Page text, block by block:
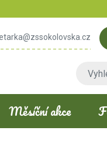
Měsíční akce